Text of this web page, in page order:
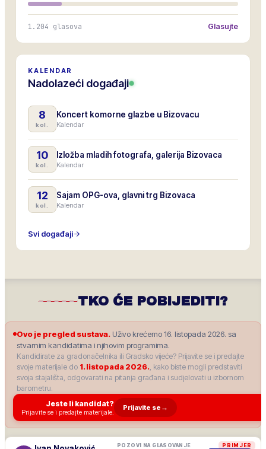
1.204 glasova Glasujte
KALENDAR
Nadolazeći događaji
8
kol.
Koncert komorne glazbe u Bizovacu
Kalendar
10
kol.
Izložba mladih fotografa, galerija Bizovaca
Kalendar
12
kol.
Sajam OPG-ova, glavni trg Bizovaca
Kalendar
Svi događaji
TKO ĆE POBIJEDITI?
Ovo je pregled sustava. Uživo krećemo 16. listopada 2026. sa
stvarnim kandidatima i njihovim programima.
Kandidirate za gradonačelnika ili Gradsko vijeće? Prijavite se i predajte
svoje materijale do 1. listopada 2026., kako biste mogli predstaviti
svoja stajališta, odgovarati na pitanja građana i sudjelovati u izbornom
barometru.
Jeste li kandidat?
Prijavite se i predajte materijale.
Prijavite se →
PRIMJER
POZOVI NA GLASOVANJE